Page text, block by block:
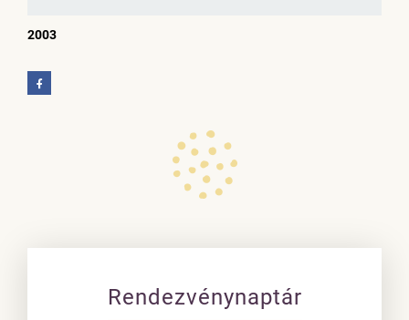
2003
Rendezvénynaptár